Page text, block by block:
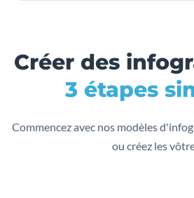
Créer des
3 étapes
Commencez avec nos modèles
ou créez les